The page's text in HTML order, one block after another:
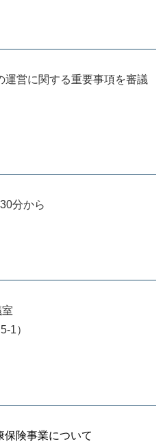
営に関する重要事項を審議
分から
1）
保険事業について